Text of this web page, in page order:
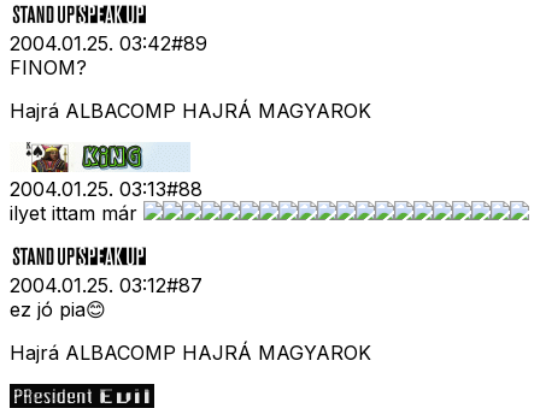
2004.01.25. 03:42#89
FINOM?
Hajrá ALBACOMP HAJRÁ MAGYAROK
2004.01.25. 03:13#88
ilyet ittam már
2004.01.25. 03:12#87
ez jó pia😊
Hajrá ALBACOMP HAJRÁ MAGYAROK